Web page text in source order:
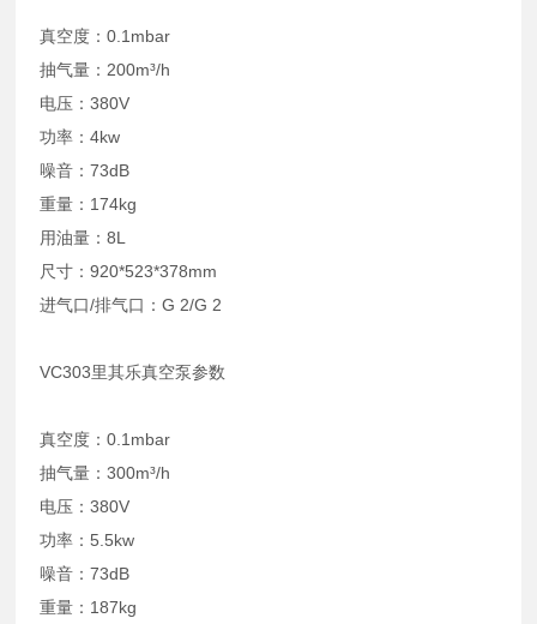
真空度：0.1mbar
抽气量：200m³/h
电压：380V
功率：4kw
噪音：73dB
重量：174kg
用油量：8L
尺寸：920*523*378mm
进气口/排气口：G 2/G 2
VC303里其乐真空泵参数
真空度：0.1mbar
抽气量：300m³/h
电压：380V
功率：5.5kw
噪音：73dB
重量：187kg